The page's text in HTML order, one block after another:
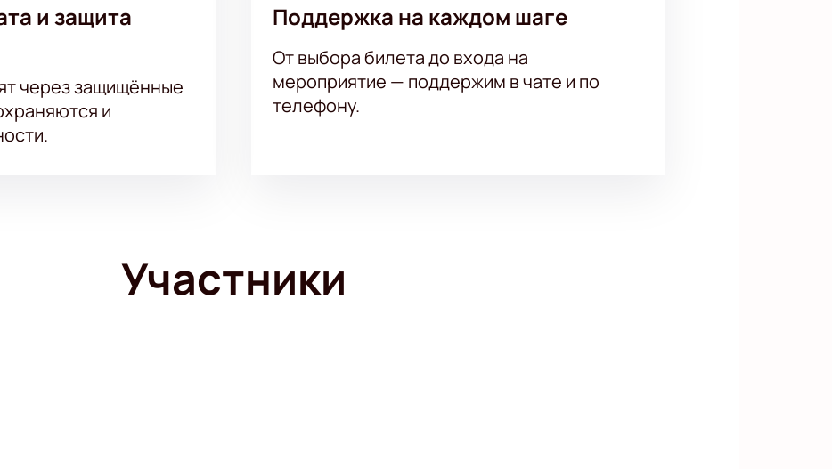
и защита
через защищённые
и
Поддержка на каждом шаге
От выбора билета до входа на
мероприятие — поддержим в чате и по
телефону.
Участники